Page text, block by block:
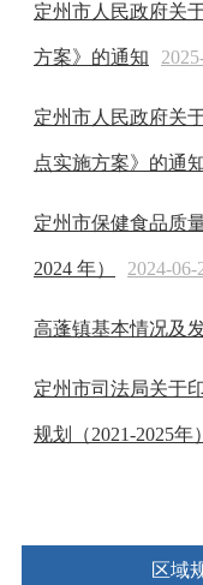
定州市人民政府关
方案》的通知
定州市人民政府关
点实施方案》的通
定州市保健食品质
2024 年） 2024-06-
高蓬镇基本情况及
定州市司法局关于
规划（2021-2025年
区域